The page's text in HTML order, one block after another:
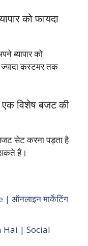
को फायदा
ब्यापार को
कस्टमर तक
एक विशेष बजट की
सेट करना पड़ता है
हैं।
ऑनलाइन मार्केटिंग
Hai | Social